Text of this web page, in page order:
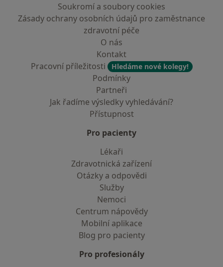
Soukromí a soubory cookies
Zásady ochrany osobních údajů pro zaměstnance
zdravotní péče
O nás
Kontakt
Pracovní příležitosti
Hledáme nové kolegy!
Podmínky
Partneři
Jak řadíme výsledky vyhledávání?
Přístupnost
Pro pacienty
Lékaři
Zdravotnická zařízení
Otázky a odpovědi
Služby
Nemoci
Centrum nápovědy
Mobilní aplikace
Blog pro pacienty
Pro profesionály